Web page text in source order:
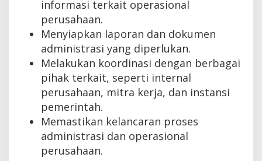
informasi terkait operasional
perusahaan.
Menyiapkan laporan dan dokumen
administrasi yang diperlukan.
Melakukan koordinasi dengan berbagai
pihak terkait, seperti internal
perusahaan, mitra kerja, dan instansi
pemerintah.
Memastikan kelancaran proses
administrasi dan operasional
perusahaan.